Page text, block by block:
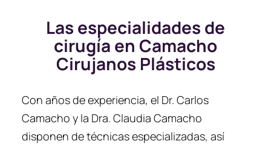
Las especialidades de
cirugía en Camacho
Cirujanos Plásticos
Con años de experiencia, el Dr. Carlos
Camacho y la Dra. Claudia Camacho
disponen de técnicas especializadas, así